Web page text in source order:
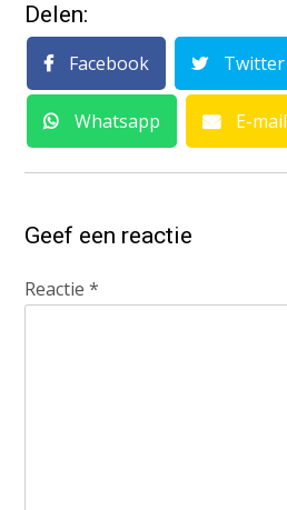
Delen:
Facebook Twitter
Whatsapp E-mail
Geef een reactie
Reactie*